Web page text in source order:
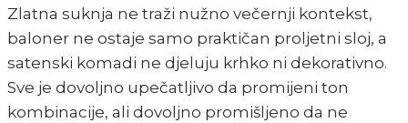
Zlatna suknja ne traži nužno večernji kontekst,
baloner ne ostaje samo praktičan proljetni sloj, a
satenski komadi ne djeluju krhko ni dekorativno.
Sve je dovoljno upečatljivo da promijeni ton
kombinacije, ali dovoljno promišljeno da ne